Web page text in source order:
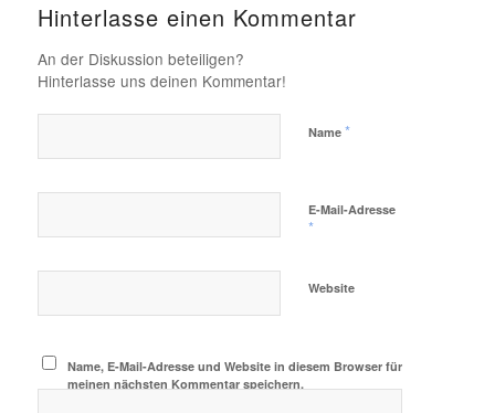
Hinterlasse einen Kommentar
An der Diskussion beteiligen?
Hinterlasse uns deinen Kommentar!
Name *
E-Mail-Adresse
*
Website
Name, E-Mail-Adresse und Website in diesem Browser für
meinen nächsten Kommentar speichern.